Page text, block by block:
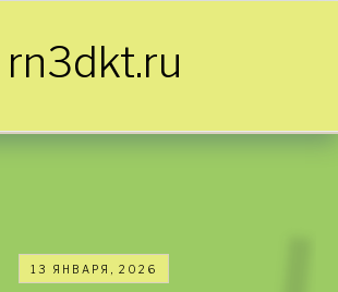
rn3dkt.ru
13 ЯНВАРЯ, 2026